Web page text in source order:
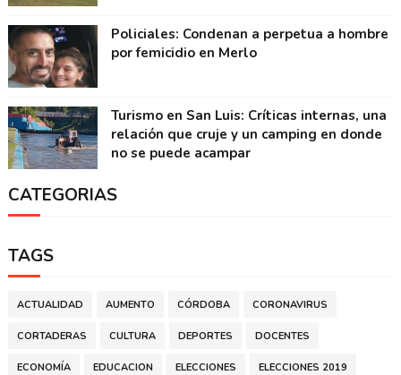
Policiales: Condenan a perpetua a hombre
por femicidio en Merlo
Turismo en San Luis: Críticas internas, una
relación que cruje y un camping en donde
no se puede acampar
CATEGORIAS
TAGS
ACTUALIDAD AUMENTO CÓRDOBA CORONAVIRUS
CORTADERAS CULTURA DEPORTES DOCENTES
ECONOMÍA EDUCACION ELECCIONES ELECCIONES 2019